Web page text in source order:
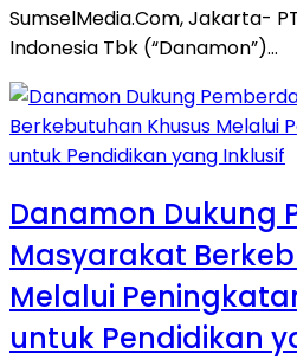
SumselMedia.Com, Jakarta-
Indonesia Tbk (“Danamon”)…
Danamon Dukung
Masyarakat
Melalui
untuk Pendidikan